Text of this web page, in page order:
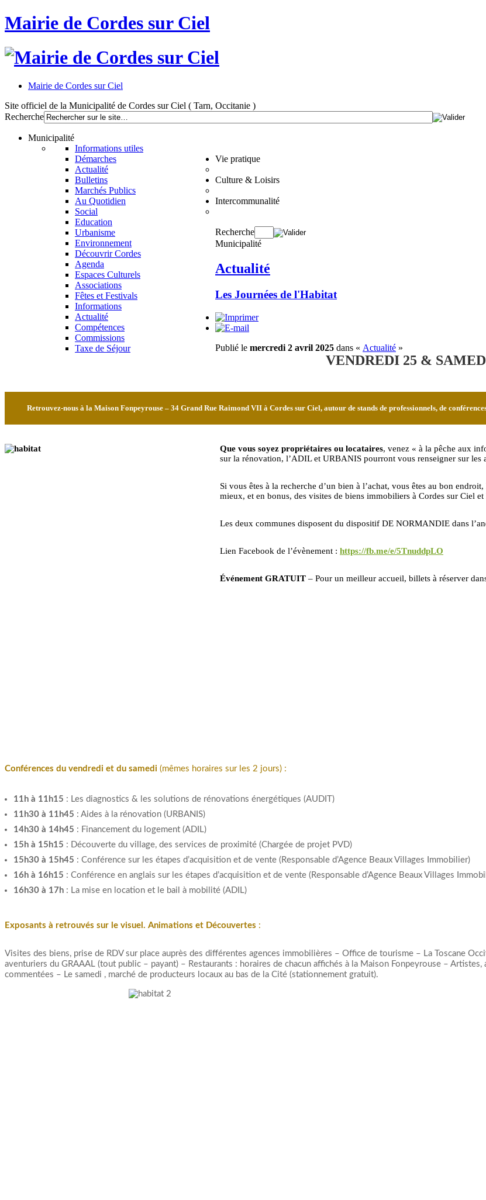
Mairie de Cordes sur Ciel
Mairie de Cordes sur Ciel
Site officiel de la Municipalité de Cordes sur Ciel ( Tarn, Occitanie )
Recherche
Municipalité
Informations utiles
Démarches
Actualité
Bulletins
Marchés Publics
Vie pratique
Au Quotidien
Social
Education
Urbanisme
Environnement
Culture & Loisirs
Découvrir Cordes
Agenda
Espaces Culturels
Associations
Fêtes et Festivals
Intercommunalité
Informations
Actualité
Compétences
Commissions
Taxe de Séjour
Recherche
Municipalité
Actualité
Les Journées de l'Habitat
Publié le mercredi 2 avril 2025 dans « Actualité »
VENDREDI 25 &
Retrouvez-nous à la Maison Fonpeyrouse – 34 Grand Rue Raimond VII à Cordes sur Ciel, autour de stands de professionnels, de
Que vous soyez propriétaires ou locataires, venez « à la pêche aux
sur la rénovation, l’ADIL et URBANIS pourront vous renseigner sur les
Si vous êtes à la recherche d’un bien à l’achat, vous êtes au bon
mieux, et en bonus, des visites de biens immobiliers à Cordes sur Ciel
Les deux communes disposent du dispositif DE NORMANDIE dans
Lien Facebook de l’évènement : https://fb.me/e/5TnuddpLO
Événement GRATUIT – Pour un meilleur accueil, billets à réserver
Conférences du vendredi et du samedi (mêmes horaires sur les 2 jours) :
11h à 11h15 : Les diagnostics & les solutions de rénovations énergétiques (AUDIT)
11h30 à 11h45 : Aides à la rénovation (URBANIS)
14h30 à 14h45 : Financement du logement (ADIL)
15h à 15h15 : Découverte du village, des services de proximité (Chargée de projet PVD)
15h30 à 15h45 : Conférence sur les étapes d’acquisition et de vente (Responsable d’Agence Beaux Villages Immobilier)
16h à 16h15 : Conférence en anglais sur les étapes d’acquisition et de vente (Responsable d’Agence Beaux Villages
16h30 à 17h : La mise en location et le bail à mobilité (ADIL)
Exposants à retrouvés sur le visuel. Animations et Découvertes :
Visites des biens, prise de RDV sur place auprès des différentes agences immobilières – Office de tourisme – La Toscane
aventuriers du GRAAAL (tout public – payant) – Restaurants : horaires de chacun affichés à la Maison Fonpeyrouse –
commentées – Le samedi , marché de producteurs locaux au bas de la Cité (stationnement gratuit).